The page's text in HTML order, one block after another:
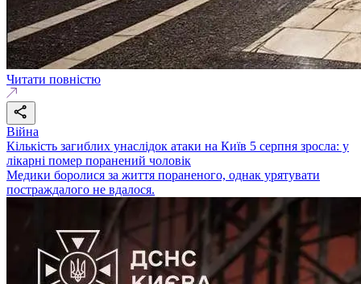
Читати повністю
Війна
Кількість загиблих унаслідок атаки на Київ 5 серпня зросла: у
лікарні помер поранений чоловік
Медики боролися за життя пораненого, однак урятувати
постраждалого не вдалося.